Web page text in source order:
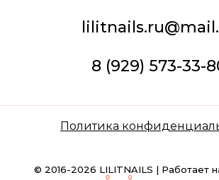
8 (929) 573-33-
Политика
© 2016-2026 LILITNAILS | Работает